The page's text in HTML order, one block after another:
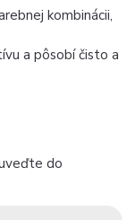
kombinácii,
a pôsobí čisto a
do